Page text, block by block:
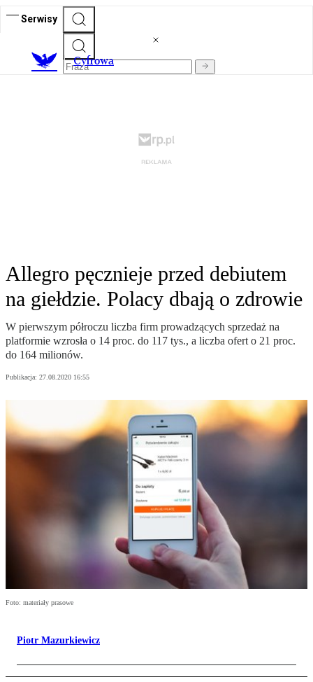
Serwisy
Cyfrowa
Allegro pęcznieje przed debiutem
na giełdzie. Polacy dbają o zdrowie
W pierwszym półroczu liczba firm prowadzących sprzedaż na
platformie wzrosła o 14 proc. do 117 tys., a liczba ofert o 21 proc.
do 164 milionów.
Publikacja: 27.08.2020 16:55
Foto: materiały prasowe
Piotr Mazurkiewicz